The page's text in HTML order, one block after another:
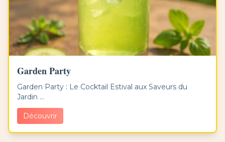
Garden Party
Garden Party : Le Cocktail Estival aux Saveurs du
Jardin ...
Découvrir